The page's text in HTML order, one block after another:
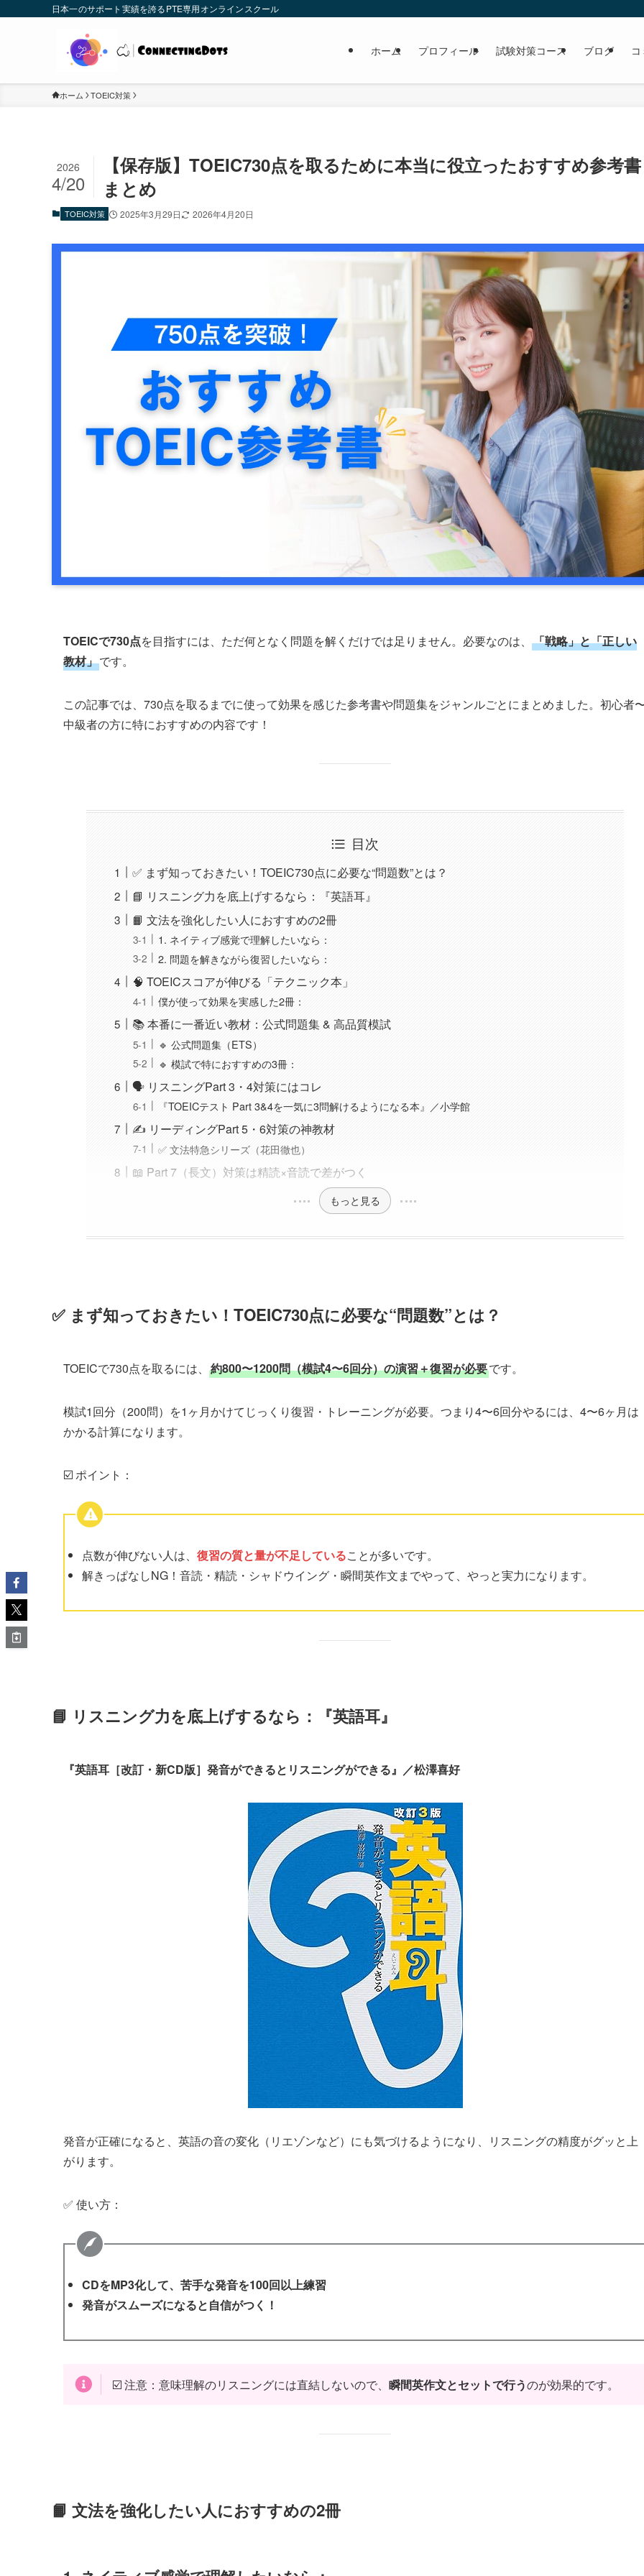
日本一のサポート実績を誇るPTE専用オンラインスクール
ホーム プロフィール 試験対策コース ブログ
ホーム TOEIC対策
【保存版】TOEIC730点を取るために本当に役立ったおすすめ参考書
まとめ
2026
4/20
TOEIC対策 2025年3月29日 2026年4月20日
TOEICで730点を目指すには、ただ何となく問題を解くだけでは足りません。必要なのは、 「戦略」と「正しい
教材」です。
この記事では、730点を取るまでに使って効果を感じた参考書や問題集をジャンルごとにまとめました。初心者
中級者の方に特におすすめの内容です！
目次
✅ まず知っておきたい！TOEIC730点に必要な“問題数”とは？
📘 リスニング力を底上げするなら：『英語耳』
📙 文法を強化したい人におすすめの2冊
1. ネイティブ感覚で理解したいなら：
2. 問題を解きながら復習したいなら：
🧠 TOEICスコアが伸びる「テクニック本」
僕が使って効果を実感した2冊：
📚 本番に一番近い教材：公式問題集 & 高品質模試
🔹 公式問題集（ETS）
🔹 模試で特におすすめの3冊：
🗣 リスニングPart 3・4対策にはコレ
『TOEICテスト Part 3&4を一気に3問解けるようになる本』／小学館
✍️ リーディングPart 5・6対策の神教材
✅ 文法特急シリーズ（花田徹也）
📖 Part 7（長文）対策は精読×音読で差がつく
もっと見る
✅ まず知っておきたい！TOEIC730点に必要な“問題数”とは？
TOEICで730点を取るには、 約800〜1200問（模試4〜6回分）の演習＋復習が必要です。
模試1回分（200問）を1ヶ月かけてじっくり復習・トレーニングが必要。つまり4〜6回分やるには、4〜6ヶ月は
かかる計算になります。
☑️ ポイント：
点数が伸びない人は、 復習の質と量が不足していることが多いです。
解きっぱなしNG！音読・精読・シャドウイング・瞬間英作文までやって、やっと実力になります。
📘 リスニング力を底上げするなら：『英語耳』
『英語耳［改訂・新CD版］発音ができるとリスニングができる』／松澤喜好
発音が正確になると、英語の音の変化（リエゾンなど）にも気づけるようになり、リスニングの精度がグッと上
がります。
✅ 使い方：
CDをMP3化して、苦手な発音を100回以上練習
発音がスムーズになると自信がつく！
☑️ 注意：意味理解のリスニングには直結しないので、 瞬間英作文とセットで行うのが効果的です。
📙 文法を強化したい人におすすめの2冊